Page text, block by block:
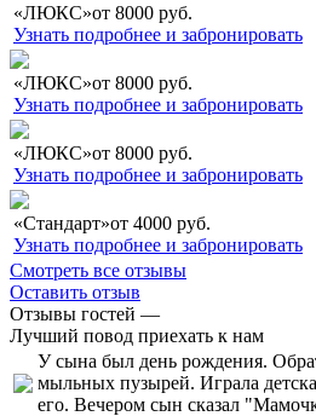
«ЛЮКС»от 8000 руб.
Узнать подробнее и забронировать
«ЛЮКС»от 8000 руб.
Узнать подробнее и забронировать
«ЛЮКС»от 8000 руб.
Узнать подробнее и забронировать
«Стандарт»от 4000 руб.
Узнать подробнее и забронировать
Смотреть все отзывы
Оставить отзыв
Отзывы гостей —
Лучший повод приехать к нам
У сына был день рождения.
мыльных пузырей. Играла
его. Вечером сын сказал